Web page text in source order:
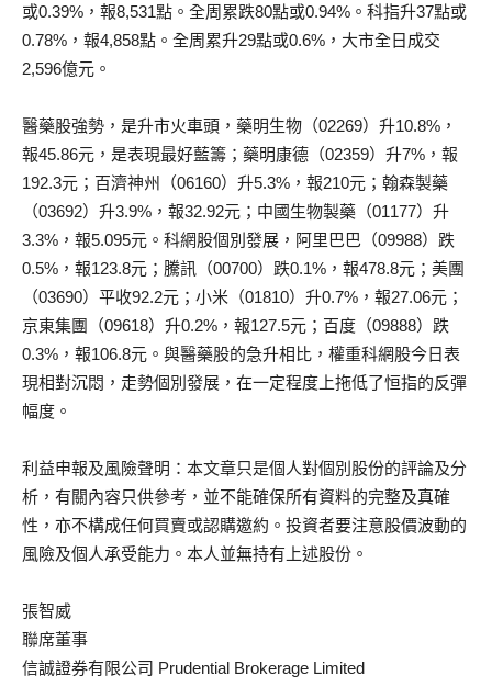
或0.39%，報8,531點。全周累跌80點或0.94%。科指升37點或
0.78%，報4,858點。全周累升29點或0.6%，大市全日成交
2,596億元。
醫藥股強勢，是升市火車頭，藥明生物（02269）升10.8%，
報45.86元，是表現最好藍籌；藥明康德（02359）升7%，報
192.3元；百濟神州（06160）升5.3%，報210元；翰森製藥
（03692）升3.9%，報32.92元；中國生物製藥（01177）升
3.3%，報5.095元。科網股個別發展，阿里巴巴（09988）跌
0.5%，報123.8元；騰訊（00700）跌0.1%，報478.8元；美團
（03690）平收92.2元；小米（01810）升0.7%，報27.06元；
京東集團（09618）升0.2%，報127.5元；百度（09888）跌
0.3%，報106.8元。與醫藥股的急升相比，權重科網股今日表
現相對沉悶，走勢個別發展，在一定程度上拖低了恒指的反彈
幅度。
利益申報及風險聲明：本文章只是個人對個別股份的評論及分
析，有關內容只供參考，並不能確保所有資料的完整及真確
性，亦不構成任何買賣或認購邀約。投資者要注意股價波動的
風險及個人承受能力。本人並無持有上述股份。
張智威
聯席董事
信誠證券有限公司 Prudential Brokerage Limited